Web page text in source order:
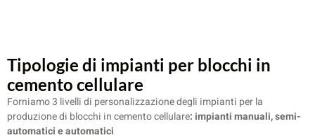
Tipologie di impianti per blocchi in
cemento cellulare
Forniamo 3 livelli di personalizzazione degli impianti per la
produzione di blocchi in cemento cellulare: impianti manuali, semi-
automatici e automatici